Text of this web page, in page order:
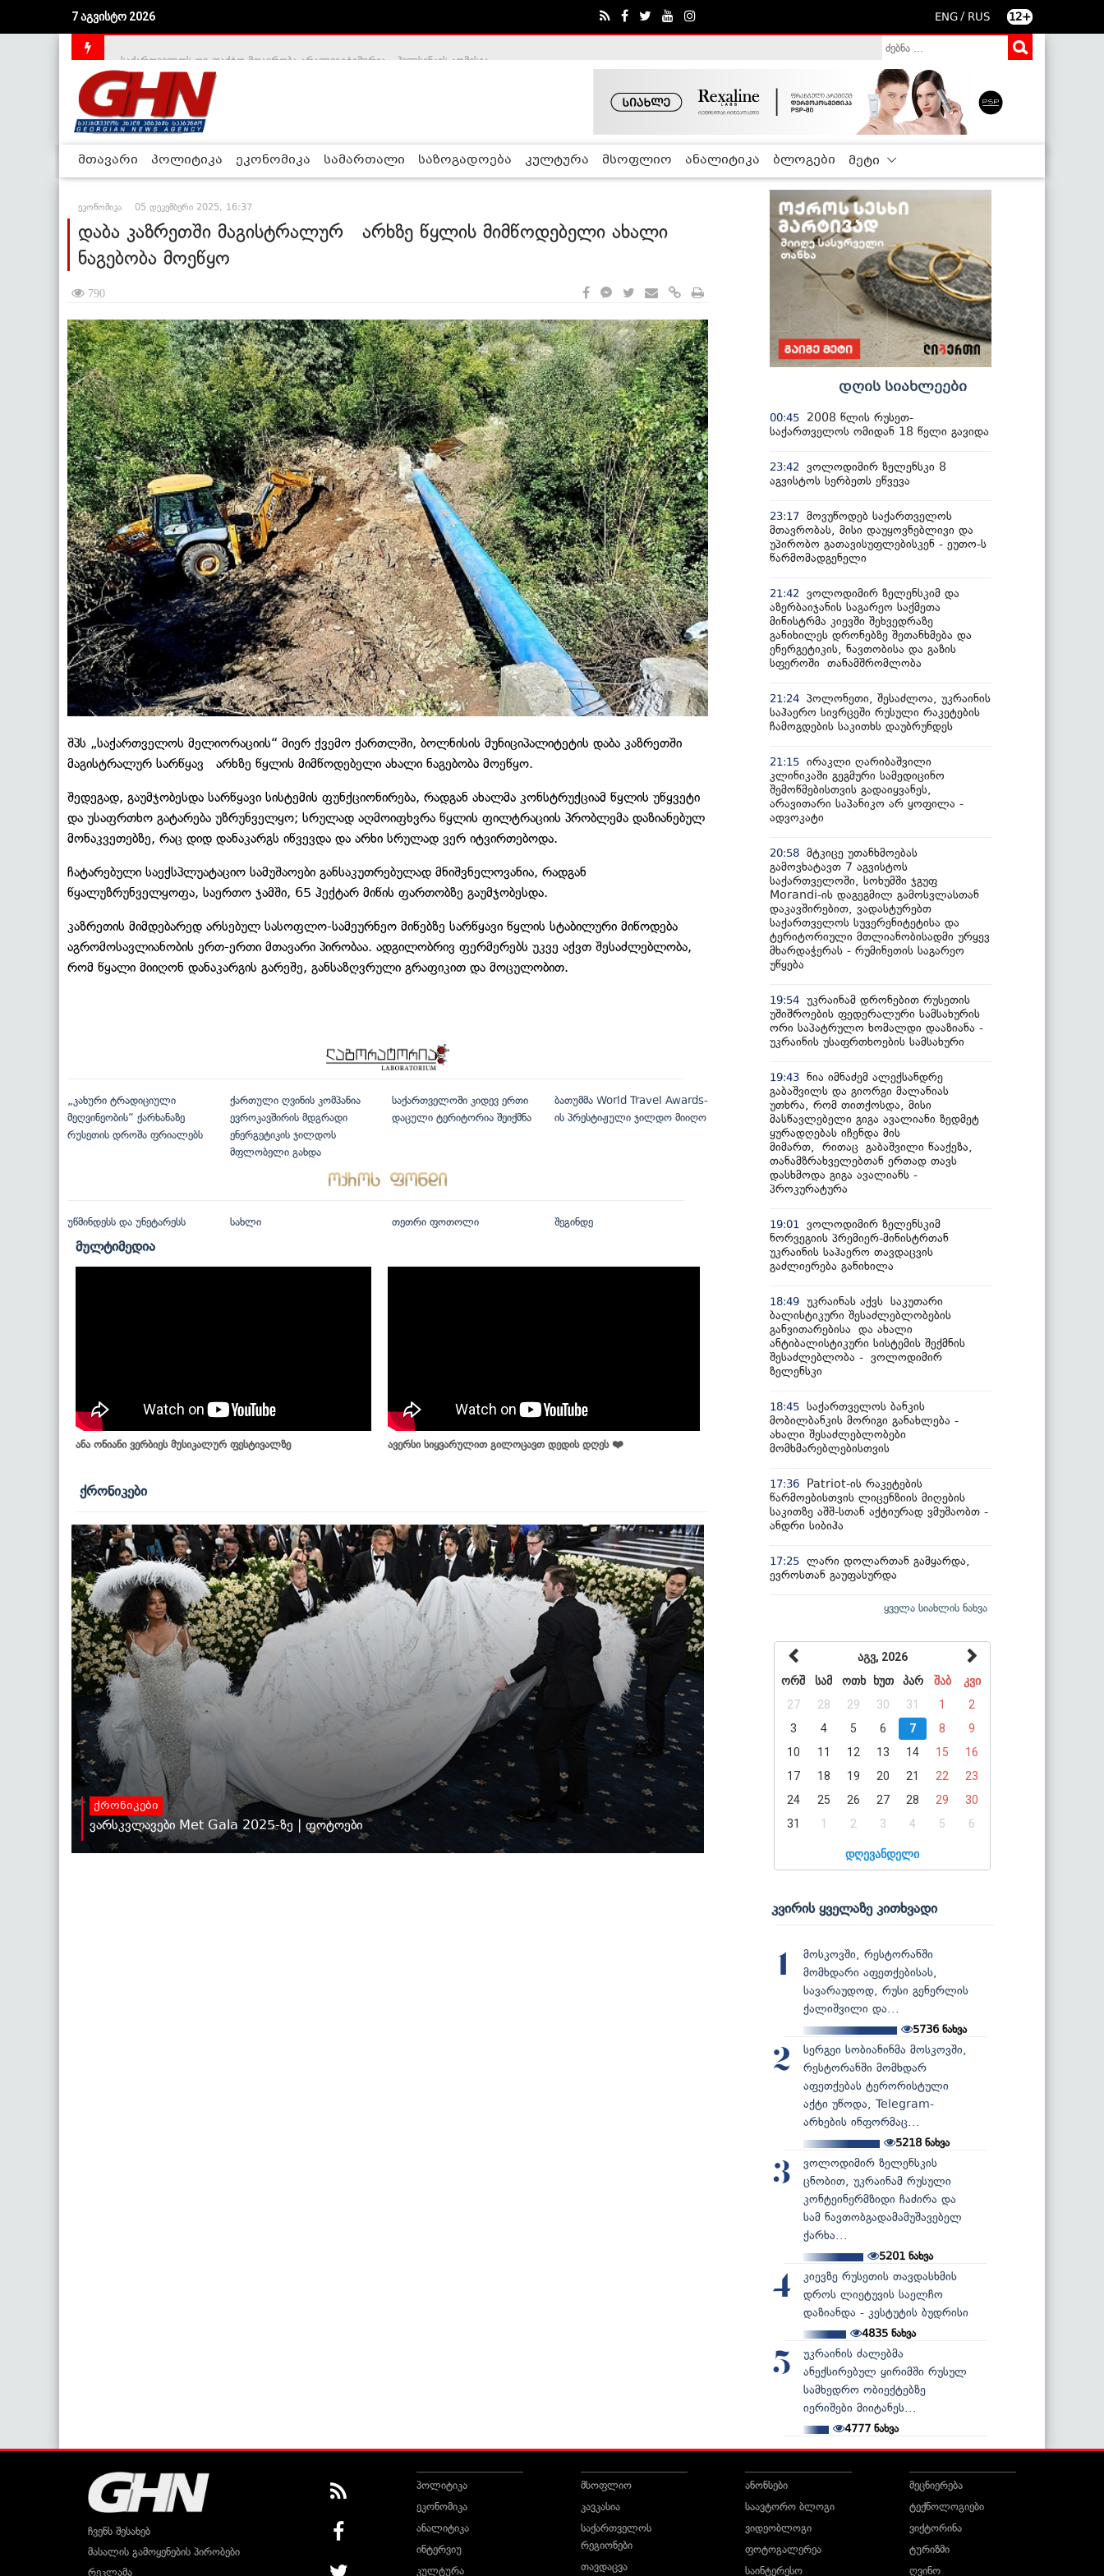
7 აგვისტო 2026 ENG / RUS 12+
მთავარი პოლიტიკა ეკონომიკა სამართალი საზოგადოება კულტურა მსოფლიო ანალიტიკა ბლოგები მეტი
ეკონომიკა 05 დეკემბერი 2025, 16:37
დაბა კაზრეთში მაგისტრალურ არხზე წყლის მიმწოდებელი ახალი
ნაგებობა მოეწყო
790
შპს „საქართველოს მელიორაციის“ მიერ ქვემო ქართლში, ბოლნისის მუნიციპალიტეტის დაბა კაზრეთში
მაგისტრალურ სარწყავ არხზე წყლის მიმწოდებელი ახალი ნაგებობა მოეწყო.
შედეგად, გაუმჯობესდა სარწყავი სისტემის ფუნქციონირება, რადგან ახალმა კონსტრუქციამ წყლის უწყვეტი
და უსაფრთხო გატარება უზრუნველყო; სრულად აღმოიფხვრა წყლის ფილტრაციის პრობლემა დაზიანებულ
მონაკვეთებზე, რაც დიდ დანაკარგს იწვევდა და არხი სრულად ვერ იტვირთებოდა.
ჩატარებული საექსპლუატაციო სამუშაოები განსაკუთრებულად მნიშვნელოვანია, რადგან
წყალუზრუნველყოფა, საერთო ჯამში, 65 ჰექტარ მიწის ფართობზე გაუმჯობესდა.
კაზრეთის მიმდებარედ არსებულ სასოფლო-სამეურნეო მიწებზე სარწყავი წყლის სტაბილური მიწოდება
აგრომოსავლიანობის ერთ-ერთი მთავარი პირობაა. ადგილობრივ ფერმერებს უკვე აქვთ შესაძლებლობა,
რომ წყალი მიიღონ დანაკარგის გარეშე, განსაზღვრული გრაფიკით და მოცულობით.
„კახური ტრადიციული
მეღვინეობის“ ქარხანაზე
რუსეთის დროშა ფრიალებს
ქართული ღვინის კომპანია
ევროკავშირის მდგრადი
ენერგეტიკის ჯილდოს
მფლობელი გახდა
საქართველოში კიდევ ერთი
დაცული ტერიტორია შეიქმნა
ბათუმმა World Travel Awards-
ის პრესტიჟული ჯილდო მიიღო
უწმინდესს და უნეტარესს სახლი თეთრი ფოთოლი შეგინდე
მულტიმედია
ანა ონიანი ვერბიეს მუსიკალურ ფესტივალზე ავერსი სიყვარულით გილოცავთ დედის დღეს ❤️
ქრონიკები
ქრონიკები
ვარსკვლავები Met Gala 2025-ზე | ფოტოები
დღის სიახლეები
00:45
2008 წლის რუსეთ-
საქართველოს ომიდან 18 წელი გავიდა
23:42
ვოლოდიმირ ზელენსკი 8
აგვისტოს სერბეთს ეწვევა
23:17 მოვუწოდებ საქართველოს
მთავრობას, მისი დაუყოვნებლივი და
უპირობო გათავისუფლებისკენ - ეუთო-ს
წარმომადგენელი
21:42
ვოლოდიმირ ზელენსკიმ და
აზერბაიჯანის საგარეო საქმეთა
მინისტრმა კიევში შეხვედრაზე
განიხილეს დრონებზე შეთანხმება და
ენერგეტიკის, ნავთობისა და გაზის
სფეროში თანამშრომლობა
21:24 პოლონეთი, შესაძლოა, უკრაინის
საჰაერო სივრცეში რუსული რაკეტების
ჩამოგდების საკითხს დაუბრუნდეს
21:15 ირაკლი ღარიბაშვილი
კლინიკაში გეგმური სამედიცინო
შემოწმებისთვის გადაიყვანეს,
არავითარი საპანიკო არ ყოფილა -
ადვოკატი
20:58 მტკიცე უთანხმოებას
გამოვხატავთ 7 აგვისტოს
საქართველოში, სოხუმში ჯგუფ
Morandi-ის დაგეგმილ გამოსვლასთან
დაკავშირებით, ვადასტურებთ
საქართველოს სუვერენიტეტისა და
ტერიტორიული მთლიანობისადმი ურყევ
მხარდაჭერას - რუმინეთის საგარეო
უწყება
19:54 უკრაინამ დრონებით რუსეთის
უშიშროების ფედერალური სამსახურის
ორი საპატრულო ხომალდი დააზიანა -
უკრაინის უსაფრთხოების სამსახური
19:43 ნია იმნაძემ ალექსანდრე
გაბაშვილს და გიორგი მალანიას
უთხრა, რომ თითქოსდა, მისი
მასწავლებელი გიგა ავალიანი ზედმეტ
ყურადღებას იჩენდა მის
მიმართ, რითაც გაბაშვილი წააქეზა,
თანამზრახველებთან ერთად თავს
დასხმოდა გიგა ავალიანს -
პროკურატურა
19:01
ვოლოდიმირ ზელენსკიმ
ნორვეგიის პრემიერ-მინისტრთან
უკრაინის საჰაერო თავდაცვის
გაძლიერება განიხილა
18:49 უკრაინას აქვს საკუთარი
ბალისტიკური შესაძლებლობების
განვითარებისა და ახალი
ანტიბალისტიკური სისტემის შექმნის
შესაძლებლობა - ვოლოდიმირ
ზელენსკი
18:45 საქართველოს ბანკის
მობილბანკის მორიგი განახლება -
ახალი შესაძლებლობები
მომხმარებლებისთვის
17:36
Patriot-ის რაკეტების
წარმოებისთვის ლიცენზიის მიღების
საკითზე აშშ-სთან აქტიურად ვმუშაობთ -
ანდრი სიბიჰა
17:25 ლარი დოლართან გამყარდა,
ევროსთან გაუფასურდა
ყველა სიახლის ნახვა
აგვ, 2026
ორშ
სამ ოთხ ხუთ პარ შაბ
კვი
27
28 29 30 31 1
2
3
4 5 6 7 8
9
10
11 12 13 14 15
16
17
18 19 20 21 22
23
24
25 26 27 28 29
30
31
1 2 3 4 5 6
დღევანდელი
კვირის ყველაზე კითხვადი
1
მოსკოვში, რესტორანში
მომხდარი აფეთქებისას,
სავარაუდოდ, რუსი გენერლის
ქალიშვილი და...
5736ნახვა
2
სერგეი სობიანინმა მოსკოვში,
რესტორანში მომხდარ
აფეთქებას ტერორისტული
აქტი უწოდა, Telegram-
არხების ინფორმაც...
5218 ნახვა
3
ვოლოდიმირ ზელენსკის
ცნობით, უკრაინამ რუსული
კონტეინერმზიდი ჩაძირა და
სამ ნავთობგადამამუშავებელ
ქარხა...
5201ნახვა
4
კიევზე რუსეთის თავდასხმის
დროს ლიეტუვის საელჩო
დაზიანდა - კესტუტის ბუდრისი
4835ნახვა
5
უკრაინის ძალებმა
ანექსირებულ ყირიმში რუსულ
სამხედრო ობიექტებზე
იერიშები მიიტანეს...
4777 ნახვა
ჩვენს შესახებ
მასალის გამოყენების პირობები
რეკლამა
პოლიტიკა
ეკონომიკა
ანალიტიკა
ინტერვიუ
კულტურა
მსოფლიო
კავკასია
საქართველოს
რეგიონები
თავდაცვა
ანონსები
საავტორო ბლოგი
ვიდეობლოგი
ფოტოგალერეა
საინტერესო
მეცნიერება
ტექნოლოგიები
ვიქტორინა
ტურიზმი
ღვინო